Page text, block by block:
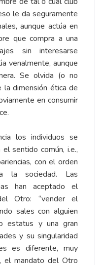
le da seguramente
aunque actúa en
que compra a una
sin interesarse
venalmente, aunque
Se olvida (o no
la dimensión ética de
en consumir
los individuos se
sentido común, i.e.,
con el orden
la sociedad. Las
han aceptado el
Otro: “vender el
sales con alguien
estatus y una gran
y su singularidad
es diferente, muy
el mandato del Otro